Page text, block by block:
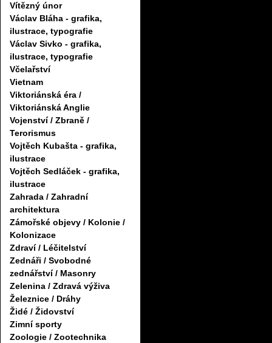
Vítězný únor
Václav Bláha - grafika,
ilustrace, typografie
Václav Sivko - grafika,
ilustrace, typografie
Včelařství
Vietnam
Viktoriánská éra /
Viktoriánská Anglie
Vojenství / Zbraně /
Terorismus
Vojtěch Kubašta - grafika,
ilustrace
Vojtěch Sedláček - grafika,
ilustrace
Zahrada / Zahradní
architektura
Zámořské objevy / Kolonie /
Kolonizace
Zdraví / Léčitelství
Zednáři / Svobodné
zednářství / Masonry
Zelenina / Zdravá výživa
Železnice / Dráhy
Židé / Židovství
Zimní sporty
Zoologie / Zootechnika